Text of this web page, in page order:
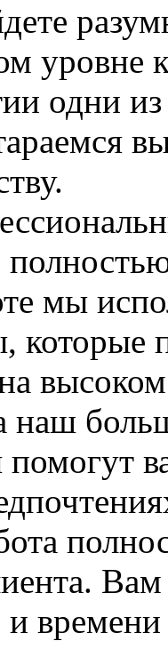
уровне
одни
мы
которые
наш
Вам
и